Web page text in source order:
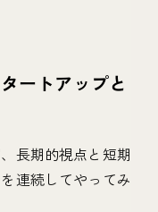
ートアップと
長期的視点と短期
連続してやってみ